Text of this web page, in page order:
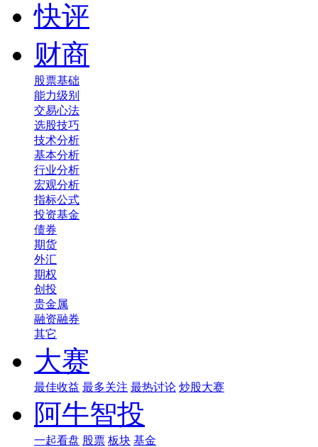
快评
财商
股票基础
能力级别
交易心法
选股技巧
技术分析
基本分析
行业分析
宏观分析
指标公式
投资基金
债券
期货
外汇
期权
创投
贵金属
融资融券
其它
大赛
最佳收益 最多关注 最热讨论 炒股大赛
阿牛智投
一起看盘 股票 板块 基金